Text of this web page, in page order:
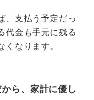
、支払う予定だっ
代金も手元に残る
なります。
ら、家計に優し